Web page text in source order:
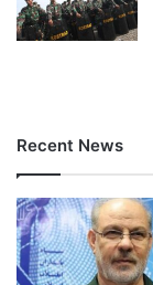
Recent News